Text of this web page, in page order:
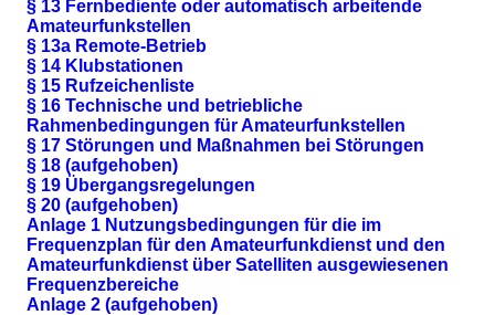
§ 13 Fernbediente oder automatisch arbeitende
Amateurfunkstellen
§ 13a Remote-Betrieb
§ 14 Klubstationen
§ 15 Rufzeichenliste
§ 16 Technische und betriebliche
Rahmenbedingungen für Amateurfunkstellen
§ 17 Störungen und Maßnahmen bei Störungen
§ 18 (aufgehoben)
§ 19 Übergangsregelungen
§ 20 (aufgehoben)
Anlage 1 Nutzungsbedingungen für die im
Frequenzplan für den Amateurfunkdienst und den
Amateurfunkdienst über Satelliten ausgewiesenen
Frequenzbereiche
Anlage 2 (aufgehoben)